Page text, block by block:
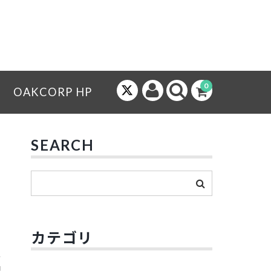
0
OAKCORP HP
SEARCH
カテゴリ